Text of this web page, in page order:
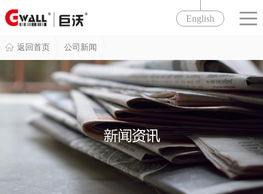
English
返回首页 公司新闻